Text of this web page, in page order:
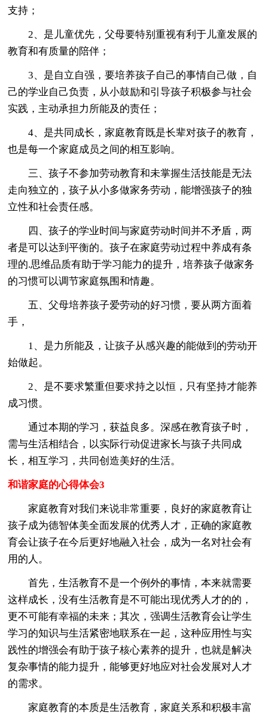
支持；
2、是儿童优先，父母要特别重视有利于儿童发展的
教育和有质量的陪伴；
3、是自立自强，要培养孩子自己的事情自己做，自
己的学业自己负责，从小鼓励和引导孩子积极参与社会
实践，主动承担力所能及的责任；
4、是共同成长，家庭教育既是长辈对孩子的教育，
也是每一个家庭成员之间的相互影响。
三、孩子不参加劳动教育和未掌握生活技能是无法
走向独立的，孩子从小多做家务劳动，能增强孩子的独
立性和社会责任感。
四、孩子的学业时间与家庭劳动时间并不矛盾，两
者是可以达到平衡的。孩子在家庭劳动过程中养成有条
理的.思维品质有助于学习能力的提升，培养孩子做家务
的习惯可以调节家庭氛围和情趣。
五、父母培养孩子爱劳动的好习惯，要从两方面着
手，
1、是力所能及，让孩子从感兴趣的能做到的劳动开
始做起。
2、是不要求繁重但要求持之以恒，只有坚持才能养
成习惯。
通过本期的学习，获益良多。深感在教育孩子时，
需与生活相结合，以实际行动促进家长与孩子共同成
长，相互学习，共同创造美好的生活。
和谐家庭的心得体会3
家庭教育对我们来说非常重要，良好的家庭教育让
孩子成为德智体美全面发展的优秀人才，正确的家庭教
育会让孩子在今后更好地融入社会，成为一名对社会有
用的人。
首先，生活教育不是一个例外的事情，本来就需要
这样成长，没有生活教育是不可能出现优秀人才的的，
更不可能有幸福的未来；其次，强调生活教育会让学生
学习的知识与生活紧密地联系在一起，这种应用性与实
践性的增强会有助于孩子核心素养的提升，也就是解决
复杂事情的能力提升，能够更好地应对社会发展对人才
的需求。
家庭教育的本质是生活教育，家庭关系和积极丰富